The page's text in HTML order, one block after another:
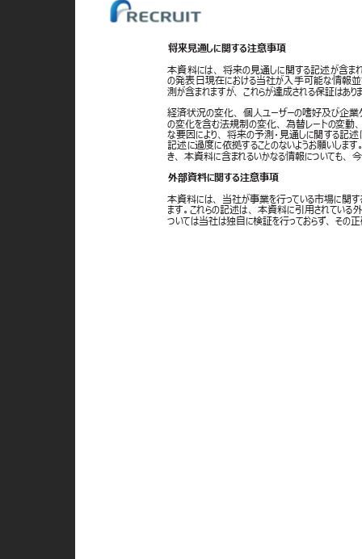
将来見通しに関する注意事項
本資料には、 将来の見通しに関する記述が含
の発表日現在における当社が入手可能な情報
測が含まれますが、 これらが達成される保証はあ
経済状況の変化、 個人ユーザーの嗜好及び企業
の変化を含む法規制の変化、 為替レートの変
な要因により、 将来の予測・見通しに関する記
記述に過度に依拠することのないようお願いし
き、 本資料に含まれるいかなる情報についても、
外部資料に関する注意事項
本資料には、 当社が事業を行っている市場に関
ます。これらの記述は、 本資料に引用されてい
ついては当社は独自に検証を行っておらず、 そ